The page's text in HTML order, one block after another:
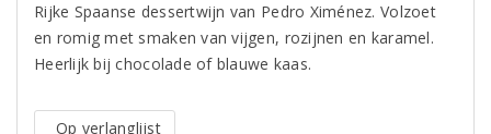
Rijke Spaanse dessertwijn van Pedro Ximénez. Volzoet
en romig met smaken van vijgen, rozijnen en karamel.
Heerlijk bij chocolade of blauwe kaas.
Op verlanglijst